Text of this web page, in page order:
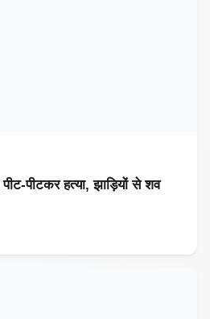
पीटकर हत्या, झाड़ियों से शव